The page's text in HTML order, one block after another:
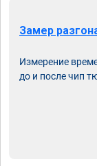
Замер
Измерение
до и после чип